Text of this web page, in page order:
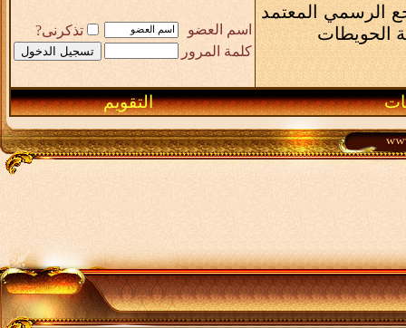
الرسمي المعتمد
الحويطات
اسم العضو
تذكرنى?
كلمة المرور
التقويم